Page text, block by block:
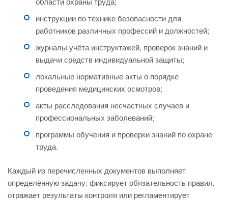
инструкции по технике безопасности для
работников различных профессий и должностей;
журналы учёта инструктажей, проверок знаний и
выдачи средств индивидуальной защиты;
локальные нормативные акты о порядке
проведения медицинских осмотров;
акты расследования несчастных случаев и
профессиональных заболеваний;
программы обучения и проверки знаний по охране
труда.
Каждый из перечисленных документов выполняет
определённую задачу: фиксирует обязательность правил,
отражает результаты контроля или регламентирует